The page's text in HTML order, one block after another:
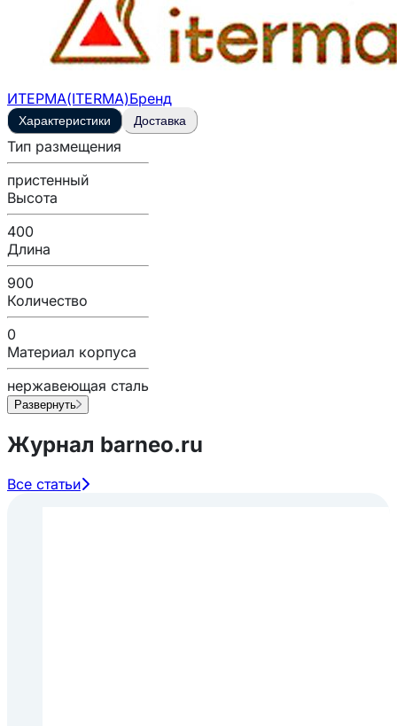
ИТЕРМА(ITERMA)Бренд
Характеристики Доставка
Тип размещения
пристенный
Высота
400
Длина
900
Количество
0
Материал корпуса
нержавеющая сталь
Развернуть
Журнал barneo.ru
Все статьи